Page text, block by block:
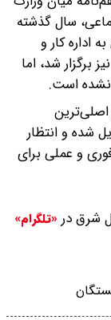
سال گذشته
به اداره کار و
شد، اما
شده و انتظار
و عملی برای
شرق در «تلگرام»